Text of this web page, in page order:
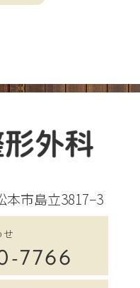
本市島立3817−3
7766